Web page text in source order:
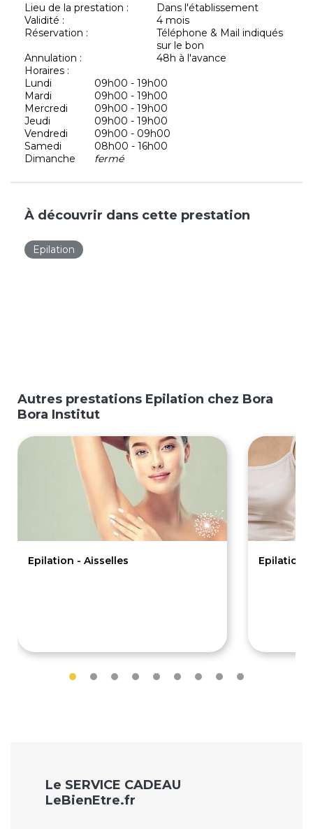
Lieu de la prestation :
Dans l'établissement
Validité :
4 mois
Réservation :
Téléphone & Mail indiqués
sur le bon
Annulation :
48h à l'avance
Horaires :
Lundi
09h00 - 19h00
Mardi
09h00 - 19h00
Mercredi
09h00 - 19h00
Jeudi
09h00 - 19h00
Vendredi
09h00 - 09h00
Samedi
08h00 - 16h00
Dimanche
fermé
À découvrir dans cette prestation
Epilation
Autres prestations Epilation chez Bora
Bora Institut
Epilation - Aisselles Epilation -
Le SERVICE CADEAU
LeBienEtre.fr